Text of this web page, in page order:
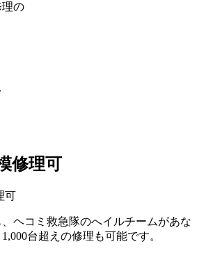
の
修理可
ヘコミ救急隊のへイルチームがあな
台超えの修理も可能です。